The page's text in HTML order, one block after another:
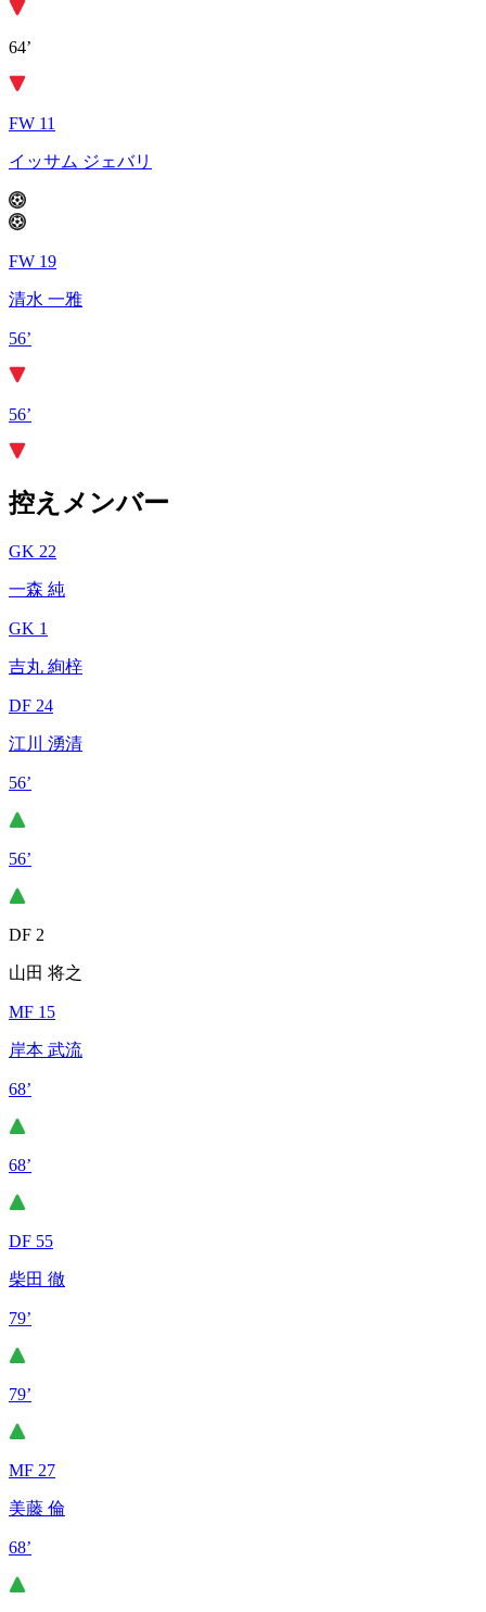
64’
FW 11
イッサム ジェバリ
FW 19
清水 一雅
56’
56’
控えメンバー
GK 22
一森 純
GK 1
吉丸 絢梓
DF 24
江川 湧清
56’
56’
DF 2
山田 将之
MF 15
岸本 武流
68’
68’
DF 55
柴田 徹
79’
79’
MF 27
美藤 倫
68’